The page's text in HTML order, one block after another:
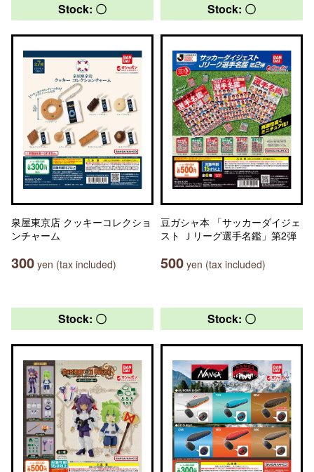
Stock: 〇
泉屋東京店 クッキーコレクショ
ンチャーム
300 yen (tax included)
Stock: 〇
豆ガシャ本 「サッカーダイジェ
スト Ｊリーグ選手名鑑」第2弾
500 yen (tax included)
Stock: 〇 Stock: 〇